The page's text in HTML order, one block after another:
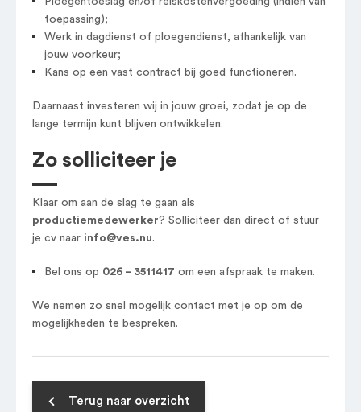
toepassing);
Werk in dagdienst of ploegendienst, afhankelijk van
jouw voorkeur;
Kans op een vast contract bij goed functioneren.
Daarnaast investeren wij in jouw groei, zodat je op de
lange termijn kunt blijven ontwikkelen.
Zo solliciteer je
Klaar om aan de slag te gaan als
productiemedewerker? Solliciteer dan direct of stuur
je cv naar info@ves.nu.
Bel ons op 026 – 3511417 om een afspraak te maken.
We nemen zo snel mogelijk contact met je op om de
mogelijkheden te bespreken.
Terug naar overzicht